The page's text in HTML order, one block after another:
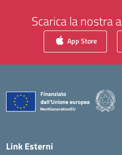
Scarica la nostra
App Store
Link Esterni